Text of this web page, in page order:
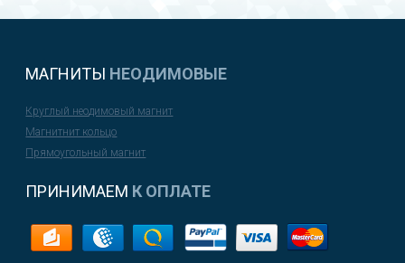
МАГНИТЫ НЕОДИМОВЫЕ
Круглый неодимовый магнит
Магнитнит кольцо
Прямоугольный магнит
ПРИНИМАЕМ К ОПЛАТЕ